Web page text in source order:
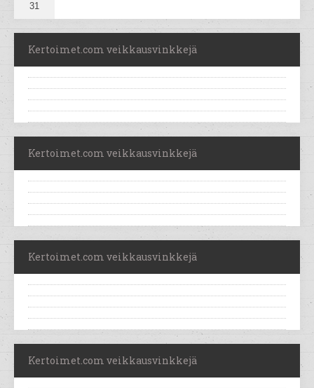
31
Kertoimet.com veikkausvinkkejä
Kertoimet.com veikkausvinkkejä
Kertoimet.com veikkausvinkkejä
Kertoimet.com veikkausvinkkejä